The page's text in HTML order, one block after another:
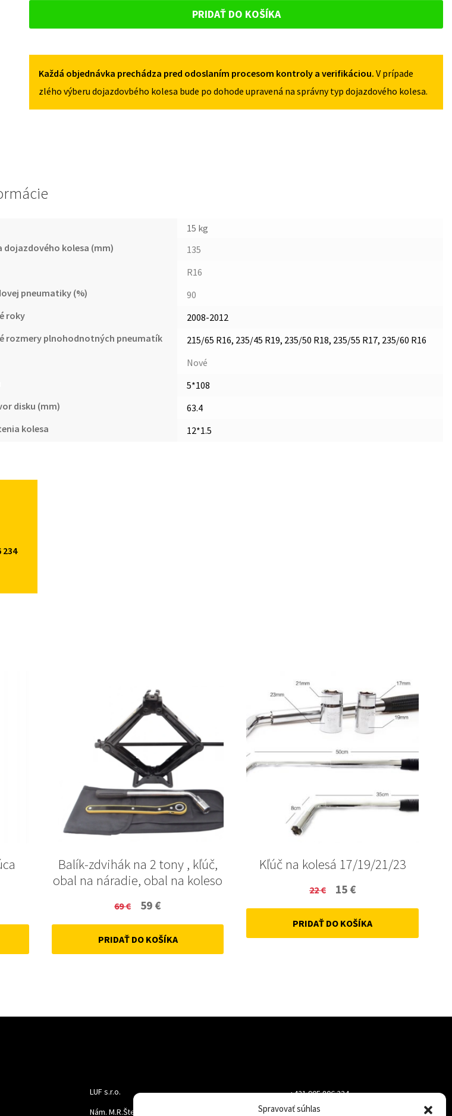
Spravovať súhlas
I
2012
I
2012
I
2008-
135/90R16
5X108
PRIDAŤ DO KOŠÍKA
Každá objednávka prechádza pred odoslaním procesom kontroly a verifikáciou. V prípade
zlého výberu dojazdovbého kolesa bude po dohode upravená na správny typ dojazdového kolesa.
15 kg
dojazdového kolesa (mm)
135
R16
pneumatiky (%)
90
roky
2008-2012
rozmery plnohodnotných pneumatík
215/65 R16, 235/45 R19, 235/50 R18, 235/55 R17, 235/60 R16
Nové
5*108
disku (mm)
63.4
kolesa
12*1.5
234
Balík-zdvihák na 2 tony , kľúč,
obal na náradie, obal na koleso
69€
Original
price
was:
59 €Current
price
is:
PRIDAŤ DO KOŠÍKA
Kľúč na kolesá 17/19/21/23
22€
Original
price
was:
15 €Current
price
is:
PRIDAŤ DO KOŠÍKA
LUF s.r.o.
Nám. M.R.Štefanika 518,
+421 905 806 234
info@dojazdovekolesa.com